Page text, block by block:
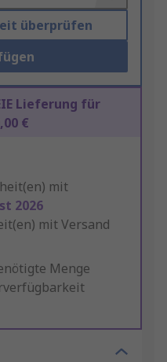
überprüfen
Lieferung für
€
mit
2026
mit Versand
Menge